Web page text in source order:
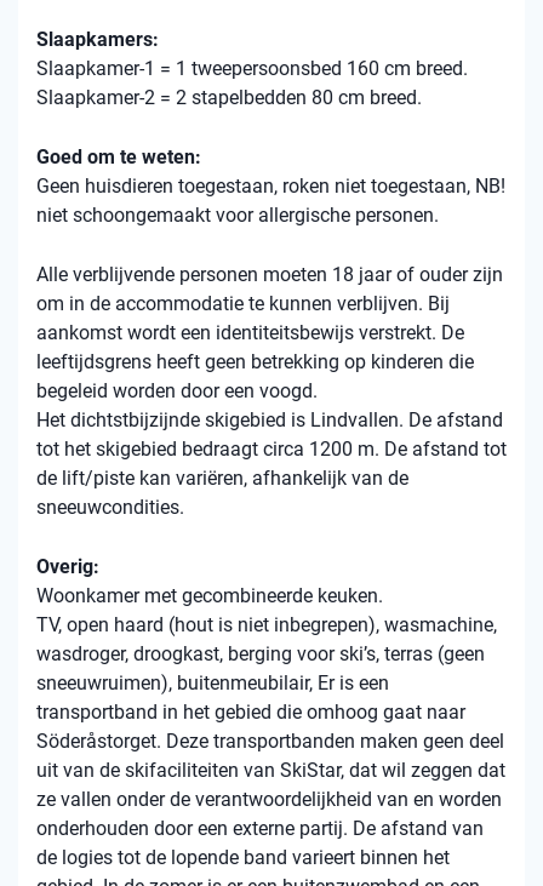
Slaapkamers:
Slaapkamer-1 = 1 tweepersoonsbed 160 cm breed.
Slaapkamer-2 = 2 stapelbedden 80 cm breed.
Goed om te weten:
Geen huisdieren toegestaan, roken niet toegestaan, NB!
niet schoongemaakt voor allergische personen.
Alle verblijvende personen moeten 18 jaar of ouder zijn
om in de accommodatie te kunnen verblijven. Bij
aankomst wordt een identiteitsbewijs verstrekt. De
leeftijdsgrens heeft geen betrekking op kinderen die
begeleid worden door een voogd.
Het dichtstbijzijnde skigebied is Lindvallen. De afstand
tot het skigebied bedraagt ​​circa 1200 m. De afstand tot
de lift/piste kan variëren, afhankelijk van de
sneeuwcondities.
Overig:
Woonkamer met gecombineerde keuken.
TV, open haard (hout is niet inbegrepen), wasmachine,
wasdroger, droogkast, berging voor ski’s, terras (geen
sneeuwruimen), buitenmeubilair, Er is een
transportband in het gebied die omhoog gaat naar
Söderåstorget. Deze transportbanden maken geen deel
uit van de skifaciliteiten van SkiStar, dat wil zeggen dat
ze vallen onder de verantwoordelijkheid van en worden
onderhouden door een externe partij. De afstand van
de logies tot de lopende band varieert binnen het